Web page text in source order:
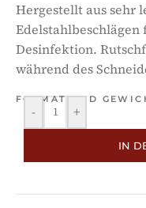
Hergestellt aus sehr
Desinfektion.
während des
FORMAT UND
- +
IN